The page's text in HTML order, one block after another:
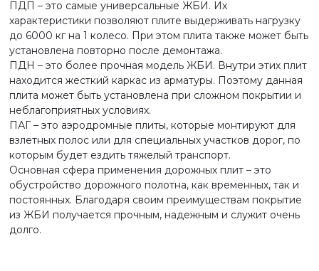
ПДП – это самые универсальные ЖБИ. Их
характеристики позволяют плите выдерживать нагрузку
до 6000 кг на 1 колесо. При этом плита также может быть
установлена повторно после демонтажа.
ПДН – это более прочная модель ЖБИ. Внутри этих плит
находится жесткий каркас из арматуры. Поэтому данная
плита может быть установлена при сложном покрытии и
неблагоприятных условиях.
ПАГ – это аэродромные плиты, которые монтируют для
взлетных полос или для специальных участков дорог, по
которым будет ездить тяжелый транспорт.
Основная сфера применения дорожных плит – это
обустройство дорожного полотна, как временных, так и
постоянных. Благодаря своим преимуществам покрытие
из ЖБИ получается прочным, надежным и служит очень
долго.